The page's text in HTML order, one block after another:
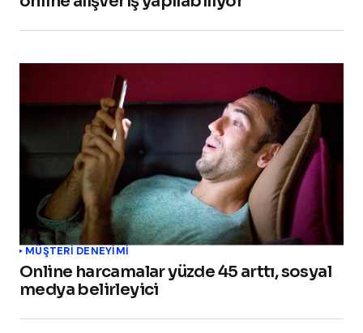
MÜŞTERI DENEYIMI
Online harcamalar yüzde 45 arttı, sosyal
medya belirleyici